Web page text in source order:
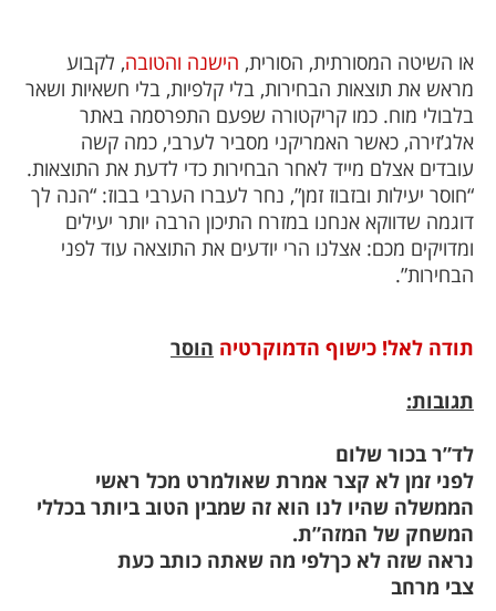
או השיטה המסורתית, הסורית, הישנה והטובה, לקבוע
מראש את תוצאות הבחירות, בלי קלפיות, בלי חשאיות ושאר
בלבולי מוח. כמו קריקטורה שפעם התפרסמה באתר
אלג’זירה, כאשר האמריקני מסביר לערבי, כמה קשה
עובדים אצלם מייד לאחר הבחירות כדי לדעת את התוצאות.
“חוסר יעילות ובזבוז זמן”, נחר לעברו הערבי בבוז: “הנה לך
דוגמה שדווקא אנחנו במזרח התיכון הרבה יותר יעילים
ומדויקים מכם: אצלנו הרי יודעים את התוצאה עוד לפני
הבחירות”.
תודה לאל! כישוף הדמוקרטיה הוסר
תגובות:
לד”ר בכור שלום
לפני זמן לא קצר אמרת שאולמרט מכל ראשי
הממשלה שהיו לנו הוא זה שמבין הטוב ביותר בכללי
המשחק של המזה”ת.
נראה שזה לא כךלפי מה שאתה כותב כעת
צבי מרחב